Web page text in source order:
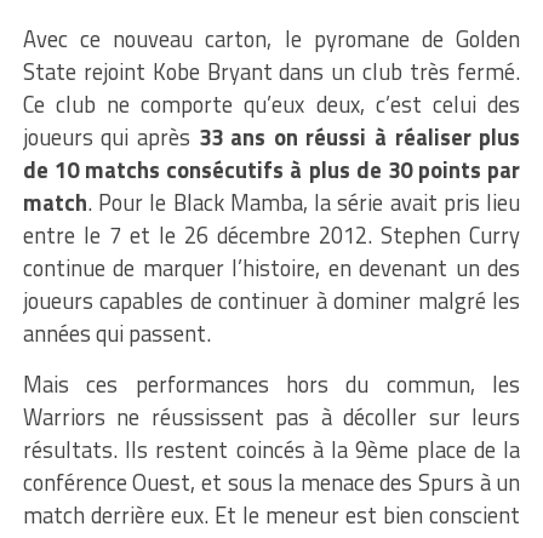
Avec ce nouveau carton, le pyromane de Golden
State rejoint Kobe Bryant dans un club très fermé.
Ce club ne comporte qu’eux deux, c’est celui des
joueurs qui après 33 ans on réussi à réaliser plus
de 10 matchs consécutifs à plus de 30 points par
match. Pour le Black Mamba, la série avait pris lieu
entre le 7 et le 26 décembre 2012. Stephen Curry
continue de marquer l’histoire, en devenant un des
joueurs capables de continuer à dominer malgré les
années qui passent.
Mais ces performances hors du commun, les
Warriors ne réussissent pas à décoller sur leurs
résultats. Ils restent coincés à la 9ème place de la
conférence Ouest, et sous la menace des Spurs à un
match derrière eux. Et le meneur est bien conscient